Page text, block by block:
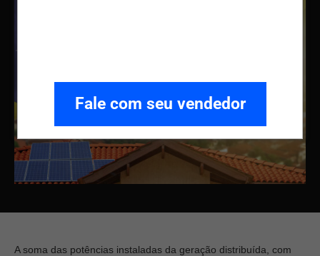
Fale com seu vendedor
A soma das potências instaladas da geração distribuída, com